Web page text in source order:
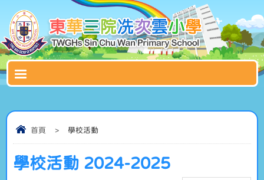
首頁 > 學校活動
學校活動 2024-2025